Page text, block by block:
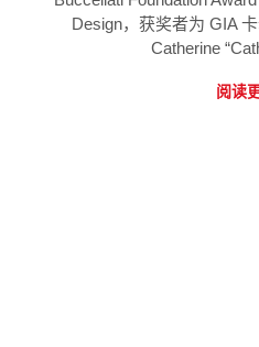
Design，获奖者为 GIA
Catherine
阅读